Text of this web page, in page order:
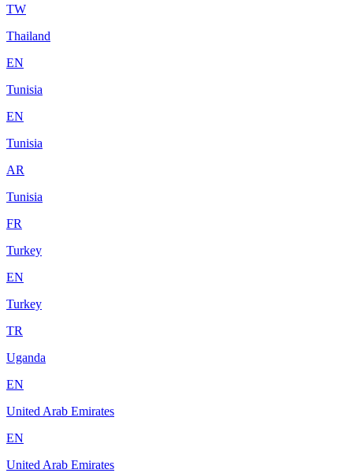
TW
Thailand
EN
Tunisia
EN
Tunisia
AR
Tunisia
FR
Turkey
EN
Turkey
TR
Uganda
EN
United Arab Emirates
EN
United Arab Emirates